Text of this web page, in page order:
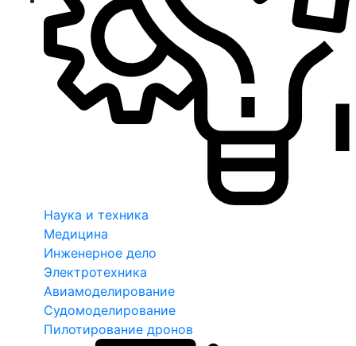
Наука и техника
Медицина
Инженерное дело
Электротехника
Авиамоделирование
Судомоделирование
Пилотирование дронов